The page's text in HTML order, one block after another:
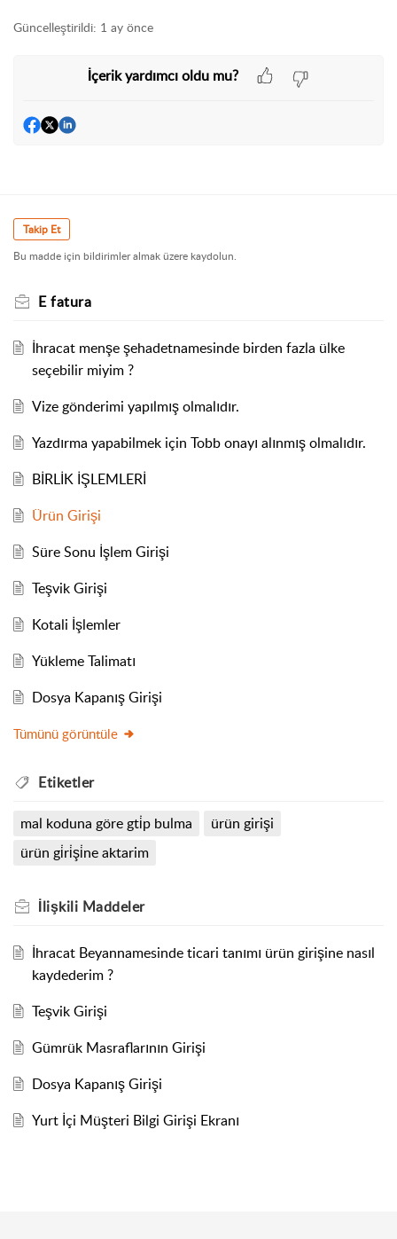
Güncelleştirildi: 1 ay önce
İçerik yardımcı oldu mu?
Takip Et
Bu madde için bildirimler almak üzere kaydolun.
E fatura
İhracat menşe şehadetnamesinde birden fazla ülke
seçebilir miyim ?
Vize gönderimi yapılmış olmalıdır.
Yazdırma yapabilmek için Tobb onayı alınmış olmalıdır.
BİRLİK İŞLEMLERİ
Ürün Girişi
Süre Sonu İşlem Girişi
Teşvik Girişi
Kotali İşlemler
Yükleme Talimatı
Dosya Kapanış Girişi
Tümünü görüntüle
Etiketler
mal koduna göre gti̇p bulma
ürün girişi
ürün gi̇ri̇şi̇ne aktarim
İlişkili Maddeler
İhracat Beyannamesinde ticari tanımı ürün girişine nasıl
kaydederim ?
Teşvik Girişi
Gümrük Masraflarının Girişi
Dosya Kapanış Girişi
Yurt İçi Müşteri Bilgi Girişi Ekranı